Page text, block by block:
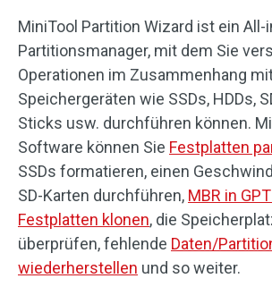
MiniTool Partition Wizard ist ein All-
Partitionsmanager, mit dem Sie
Operationen im Zusammenhang
Speichergeräten wie SSDs, HDDs,
Sticks usw. durchführen können.
Software können Sie Festplatten
SSDs formatieren, einen
SD-Karten durchführen, MBR in
Festplatten klonen, die
überprüfen, fehlende Daten/
wiederherstellen und so weiter.